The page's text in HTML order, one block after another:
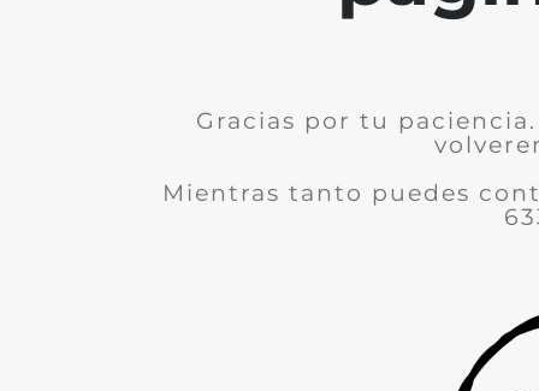
Gracias por tu
Mientras tanto puedes